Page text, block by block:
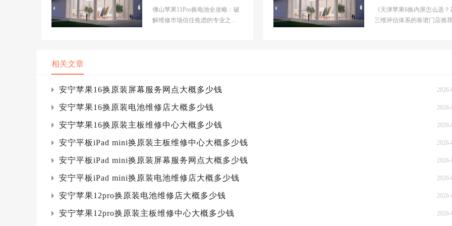
o电池更换多少钱
佛山苹果11Pro换电池全攻略：破
解维修市场信任焦虑的专业之选
屏多少钱
《天津苹果6换内屏怎么选？
三维评估体系的靠谱门店推
相关文章
安宁苹果16换原装屏幕服务网点大概多少钱 2026-
安宁苹果16换原装电池维修店大概多少钱 2026-
安宁苹果16换原装主板维修中心大概多少钱 2026-
安宁平板iPad mini换原装主板维修中心大概多少钱 2026-
安宁平板iPad mini换原装屏幕服务网点大概多少钱 2026-
安宁平板iPad mini换原装电池维修店大概多少钱 2026-
安宁苹果12pro换原装电池维修店大概多少钱 2026-
安宁苹果12pro换原装主板维修中心大概多少钱 2026-